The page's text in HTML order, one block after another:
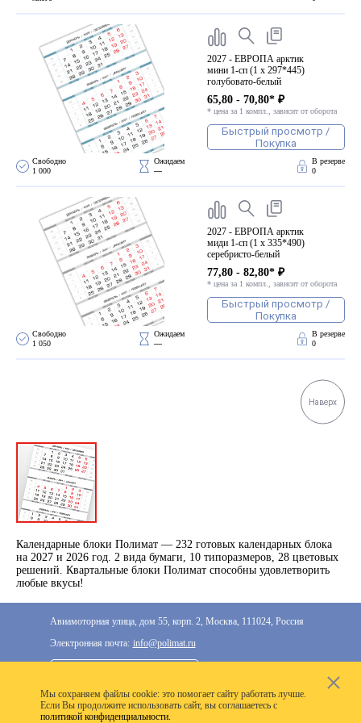
2027 - ЕВРОПА арктик
мини 1-сп (1 х 297*445)
голубовато-белый
65,80 - 70,80* ₽
* цена за 1 компл., зависит от оборота
Быстрый просмотр /
Покупка
Свободно
1 000
Ожидаем
—
В резерве
0
2027 - ЕВРОПА арктик
миди 1-сп (1 х 335*490)
серебристо-белый
77,80 - 82,80* ₽
* цена за 1 компл., зависит от оборота
Быстрый просмотр /
Покупка
Свободно
1 050
Ожидаем
—
В резерве
0
Наверх
Календарные блоки Полимат — 232 готовых календарных блока
на 2027 и 2026 год. 2 вида бумаги, 10 типоразмеров, 28 цветовых
решений. Квартальные блоки Полимат способны удовлетворить
любые вкусы!
Авиамоторная улица, дом 55, корп. 2, Москва, 111024, Россия
Электронная почта: info@polimat.ru
2020–2026 © Компания «Полимат»: ООО «Все для
Мы cохраняем файлы cookie: это помогает сайту работать лучше.
Если Вы продолжите использовать сайт, вы соглашаетесь с
политикой конфиденциальности.